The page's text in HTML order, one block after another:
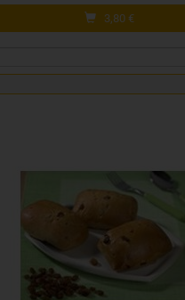
3,80 €